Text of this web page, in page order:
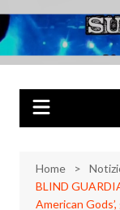
al
contenuto
Musica Rock, Metal,
Home
BLIND
American